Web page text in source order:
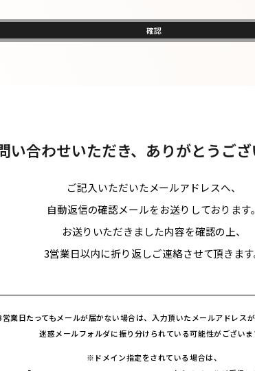
確認
い合わせいただき、 ありがとうござ
ご記入いただいたメールアドレスへ、
自動返信の確認メールをお送りしております。
お送りいただきました内容を確認の上、
3営業日以内に折り返しご連絡させて頂きます
業日たってもメールが届かない場合は、入力頂いた メールアドレス
迷惑メールフォルダに振り分けられている可能性がございま
※ドメイン指定をされている場合は、